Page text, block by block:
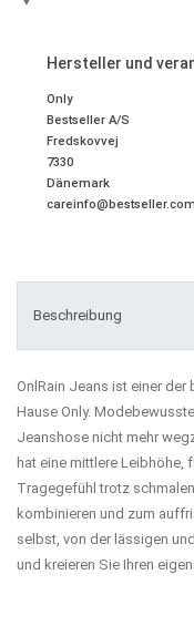
Hersteller und
Only
Bestseller A/S
Fredskovvej
7330
Dänemark
careinfo@bestseller.com
Beschreibung
OnlRain Jeans ist einer
Hause Only.
Jeanshose nicht mehr
hat eine mittlere Leibhöhe,
Tragegefühl trotz
kombinieren und zum
selbst, von der lässigen
und kreieren Sie Ihren